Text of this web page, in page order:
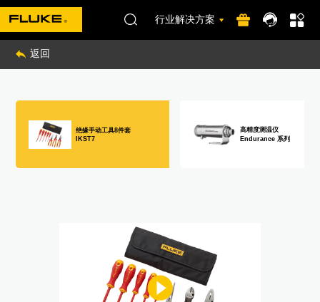
行业解决方案
返回
绝缘手动工具8件套
IKST7
高精度测温仪
Endurance 系列